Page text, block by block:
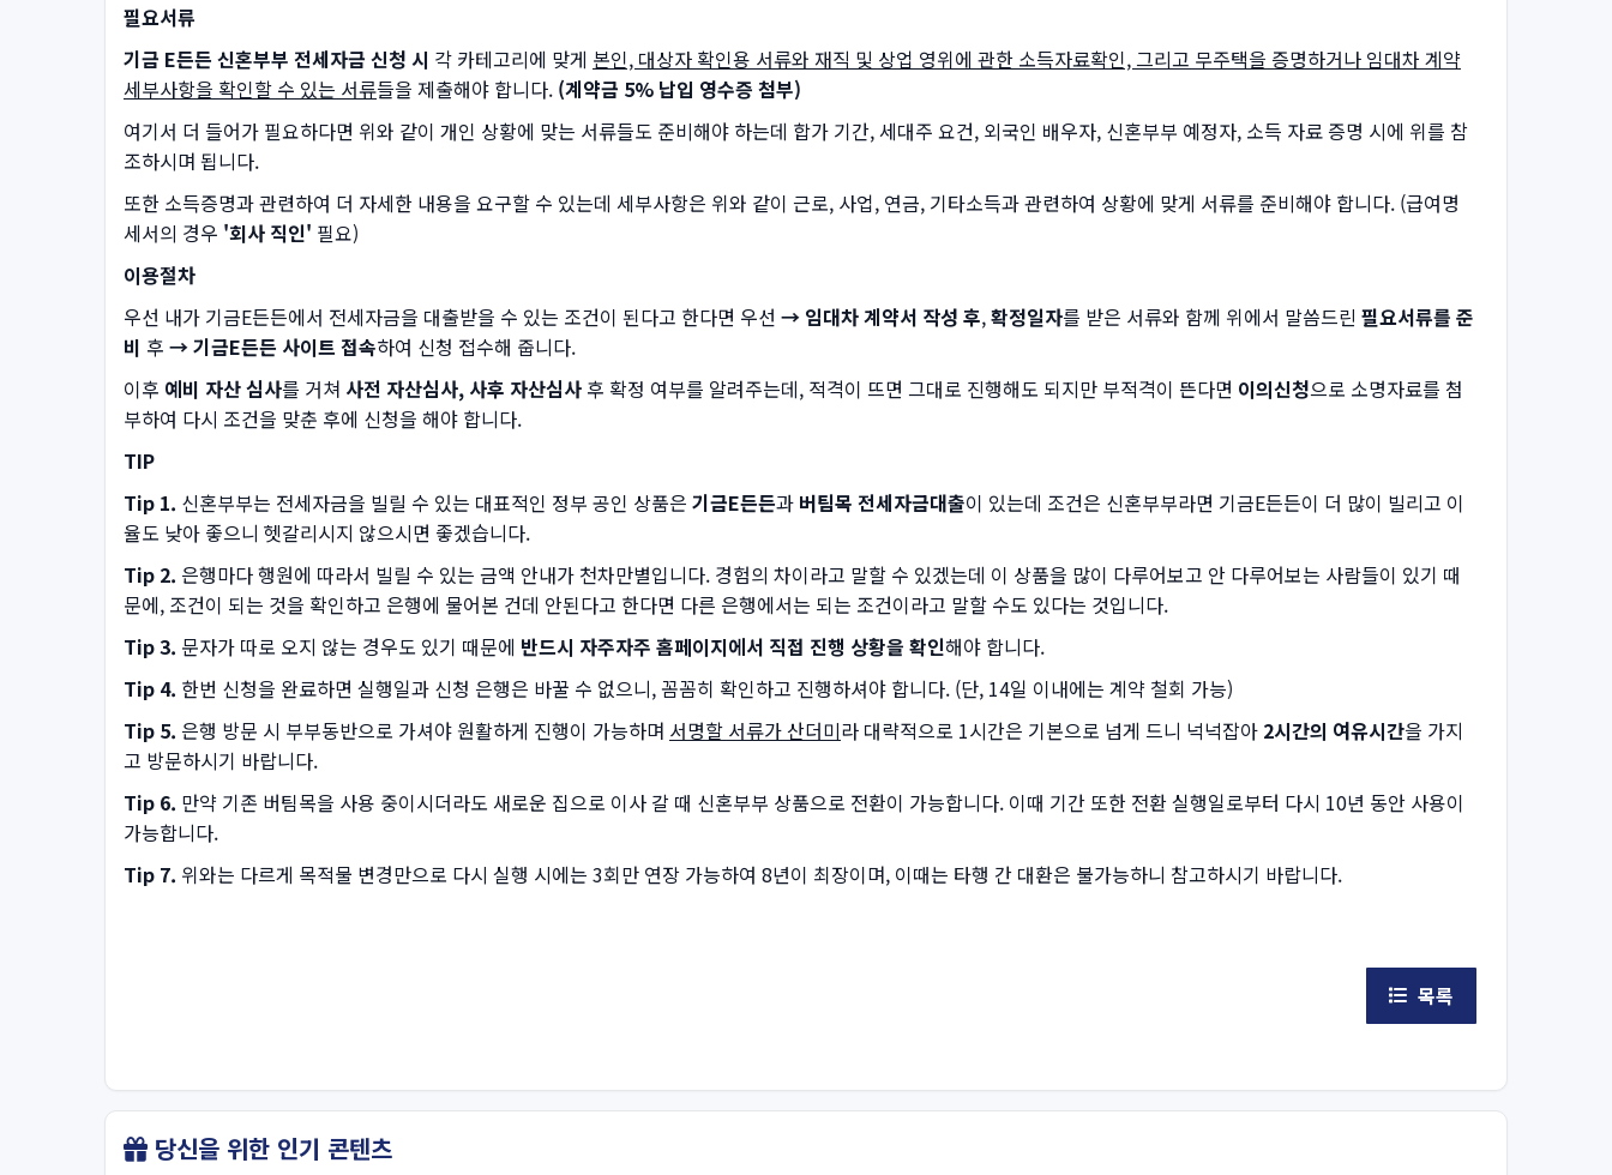
필요서류
기금 E든든 신혼부부 전세자금 신청 시 각 카테고리에 맞게 본인, 대상자 확인용 서류와 재직 및 상업 영위에 관한 소득자료확인, 그리고 무주택을 증명하거나 임대차 계약
세부사항을 확인할 수 있는 서류들을 제출해야 합니다. (계약금 5% 납입 영수증 첨부)
여기서 더 들어가 필요하다면 위와 같이 개인 상황에 맞는 서류들도 준비해야 하는데 합가 기간, 세대주 요건, 외국인 배우자, 신혼부부 예정자, 소득 자료 증명 시에 위를 참
조하시며 됩니다.
또한 소득증명과 관련하여 더 자세한 내용을 요구할 수 있는데 세부사항은 위와 같이 근로, 사업, 연금, 기타소득과 관련하여 상황에 맞게 서류를 준비해야 합니다. (급여명
세서의 경우 '회사 직인' 필요)
이용절차
우선 내가 기금E든든에서 전세자금을 대출받을 수 있는 조건이 된다고 한다면 우선 → 임대차 계약서 작성 후,확정일자를 받은 서류와 함께 위에서 말씀드린 필요서류를 준
비 후 → 기금E든든 사이트 접속하여 신청 접수해 줍니다.
이후 예비 자산 심사를 거쳐 사전 자산심사, 사후 자산심사 후 확정 여부를 알려주는데, 적격이 뜨면 그대로 진행해도 되지만 부적격이 뜬다면 이의신청으로 소명자료를 첨
부하여 다시 조건을 맞춘 후에 신청을 해야 합니다.
TIP
Tip 1. 신혼부부는 전세자금을 빌릴 수 있는 대표적인 정부 공인 상품은 기금E든든과 버팀목 전세자금대출이 있는데 조건은 신혼부부라면 기금E든든이 더 많이 빌리고 이
율도 낮아 좋으니 헷갈리시지 않으시면 좋겠습니다.
Tip 2. 은행마다 행원에 따라서 빌릴 수 있는 금액 안내가 천차만별입니다. 경험의 차이라고 말할 수 있겠는데 이 상품을 많이 다루어보고 안 다루어보는 사람들이 있기 때
문에, 조건이 되는 것을 확인하고 은행에 물어본 건데 안된다고 한다면 다른 은행에서는 되는 조건이라고 말할 수도 있다는 것입니다.
Tip 3. 문자가 따로 오지 않는 경우도 있기 때문에 반드시 자주자주 홈페이지에서 직접 진행 상황을 확인해야 합니다.
Tip 4. 한번 신청을 완료하면 실행일과 신청 은행은 바꿀 수 없으니, 꼼꼼히 확인하고 진행하셔야 합니다. (단, 14일 이내에는 계약 철회 가능)
Tip 5. 은행 방문 시 부부동반으로 가셔야 원활하게 진행이 가능하며 서명할 서류가 산더미라 대략적으로 1시간은 기본으로 넘게 드니 넉넉잡아 2시간의 여유시간을 가지
고 방문하시기 바랍니다.
Tip 6. 만약 기존 버팀목을 사용 중이시더라도 새로운 집으로 이사 갈 때 신혼부부 상품으로 전환이 가능합니다. 이때 기간 또한 전환 실행일로부터 다시 10년 동안 사용이
가능합니다.
Tip 7. 위와는 다르게 목적물 변경만으로 다시 실행 시에는 3회만 연장 가능하여 8년이 최장이며, 이때는 타행 간 대환은 불가능하니 참고하시기 바랍니다.
목록
당신을 위한 인기 콘텐츠